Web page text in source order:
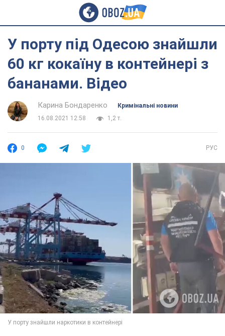
У порту під Одесою знайшли
60 кг кокаїну в контейнері з
бананами. Відео
Карина Бондаренко
Кримінальні новини
16.08.2021 12:58
1,2 т.
0 РУС